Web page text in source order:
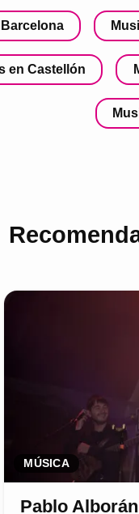
en Castellón
MÚSICA
Pablo